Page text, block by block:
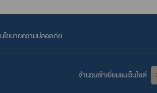
นโยบายความปลอดภัย
จำนวนเข้าเยี่ยมชมเว็บไซต์